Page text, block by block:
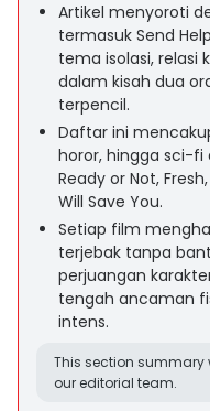
Artikel menyoroti
termasuk Send
tema isolasi, relasi
dalam kisah dua
terpencil.
Daftar ini
horor, hingga sci-fi
Ready or Not,
Will Save You.
Setiap film
terjebak tanpa
perjuangan
tengah ancaman
intens.
This section summary
our editorial team.